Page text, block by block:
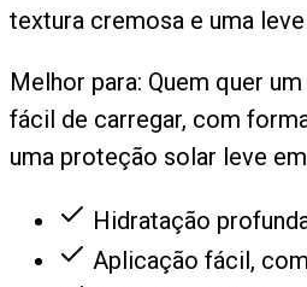
textura cremosa e uma
Melhor para: Quem quer
fácil de carregar, com
uma proteção solar leve
Hidratação
Aplicação fácil,